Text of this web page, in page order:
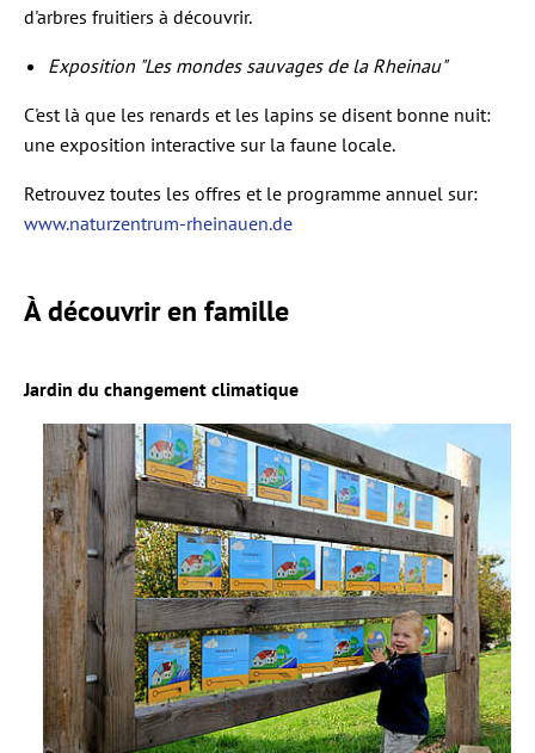
d'arbres fruitiers à découvrir.
Exposition "Les mondes sauvages de la Rheinau"
C'est là que les renards et les lapins se disent bonne nuit:
une exposition interactive sur la faune locale.
Retrouvez toutes les offres et le programme annuel sur:
www.naturzentrum-rheinauen.de
À découvrir en famille
Jardin du changement climatique